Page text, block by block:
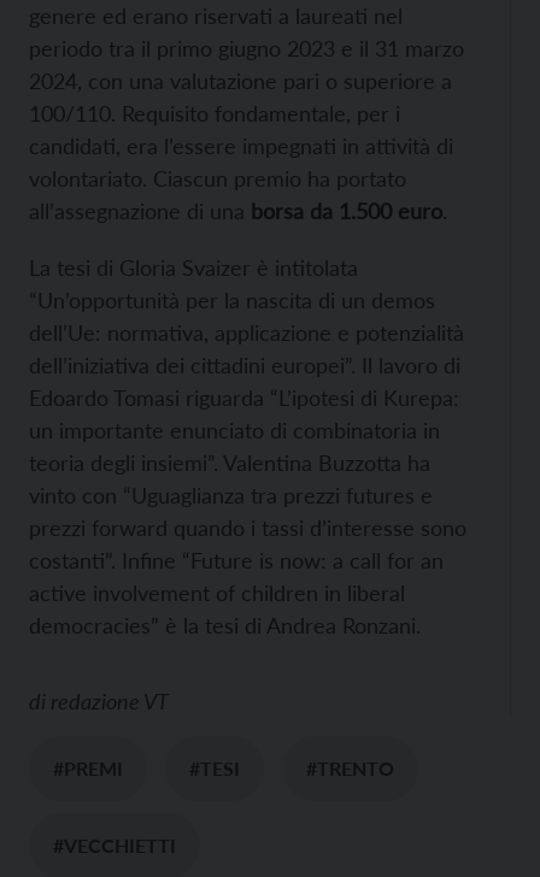
genere ed erano riservati a laureati nel
periodo tra il primo giugno 2023 e il 31 marzo
2024, con una valutazione pari o superiore a
100/110. Requisito fondamentale, per i
candidati, era l’essere impegnati in attività di
volontariato. Ciascun premio ha portato
all’assegnazione di una borsa da 1.500 euro.
La tesi di Gloria Svaizer è intitolata
“Un’opportunità per la nascita di un demos
dell’Ue: normativa, applicazione e potenzialità
dell’iniziativa dei cittadini europei”. Il lavoro di
Edoardo Tomasi riguarda “L’ipotesi di Kurepa:
un importante enunciato di combinatoria in
teoria degli insiemi”. Valentina Buzzotta ha
vinto con “Uguaglianza tra prezzi futures e
prezzi forward quando i tassi d’interesse sono
costanti”. Infine “Future is now: a call for an
active involvement of children in liberal
democracies” è la tesi di Andrea Ronzani.
di redazione VT
#PREMI #TESI #TRENTO
#VECCHIETTI